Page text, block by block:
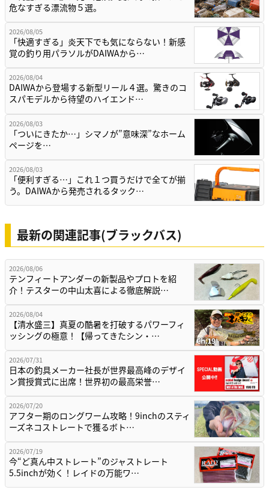
危なすぎる漂流物５選。
2026/08/05
「快適すぎる」炎天下でも気にならない！新感
覚の釣り用パラソルがDAIWAから…
2026/08/04
DAIWAから登場する新型リール４選。驚きのコ
スパモデルから待望のハイエンド…
2026/08/03
「ついにきたか…」シマノが”意味深”なホーム
ページを…
2026/08/03
「便利すぎる…」これ１つ買うだけで全てが揃
う。DAIWAから発売されるタック…
最新の関連記事(ブラックバス)
2026/08/06
テンフィートアンダーの新製品やプロトを紹
介！テスターの中山太喜による徹底解説…
2026/08/04
【清水盛三】真夏の酷暑を打破するパワーフィ
ッシングの極意！【帰ってきたシン・…
2026/07/31
日本の釣具メーカー社長が世界最高峰のデザイ
ン賞授賞式に出席！世界初の最高栄誉…
2026/07/20
アフター期のロングワーム攻略！9inchのスティ
ーズネコストレートで獲るボト…
2026/07/19
今“ど真ん中ストレート”のジャストレート
5.5inchが効く！レイドの万能ワ…